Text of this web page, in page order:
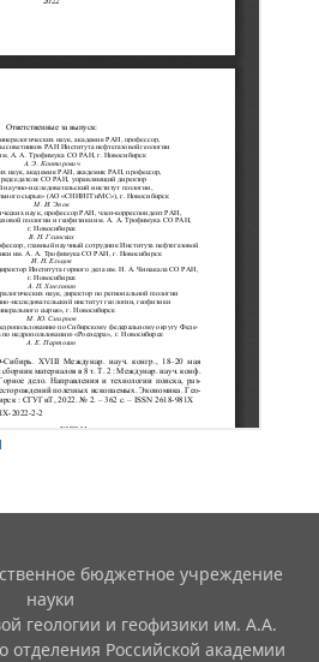
бюджетное учреждение
науки
геологии и геофизики им. А.А.
отделения Российской академии